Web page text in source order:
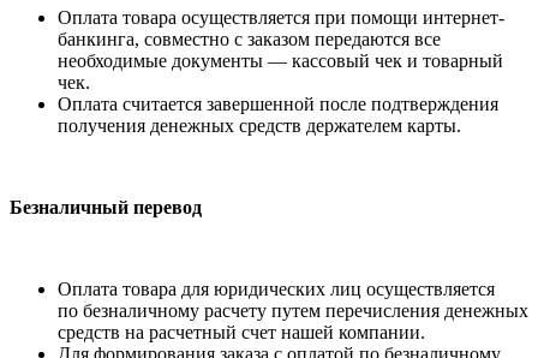
Оплата товара осуществляется при помощи интернет-
банкинга, совместно с заказом передаются все
необходимые документы — кассовый чек и товарный
чек.
Оплата считается завершенной после подтверждения
получения денежных средств держателем карты.
Безналичный перевод
Оплата товара для юридических лиц осуществляется
по безналичному расчету путем перечисления денежных
средств на расчетный счет нашей компании.
Для формирования заказа с оплатой по безналичному